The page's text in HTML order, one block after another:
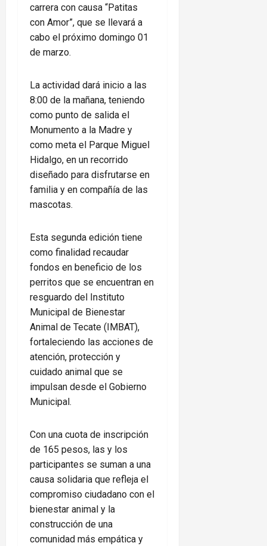
carrera con causa “Patitas
con Amor”, que se llevará a
cabo el próximo domingo 01
de marzo.
La actividad dará inicio a las
8:00 de la mañana, teniendo
como punto de salida el
Monumento a la Madre y
como meta el Parque Miguel
Hidalgo, en un recorrido
diseñado para disfrutarse en
familia y en compañía de las
mascotas.
Esta segunda edición tiene
como finalidad recaudar
fondos en beneficio de los
perritos que se encuentran en
resguardo del Instituto
Municipal de Bienestar
Animal de Tecate (IMBAT),
fortaleciendo las acciones de
atención, protección y
cuidado animal que se
impulsan desde el Gobierno
Municipal.
Con una cuota de inscripción
de 165 pesos, las y los
participantes se suman a una
causa solidaria que refleja el
compromiso ciudadano con el
bienestar animal y la
construcción de una
comunidad más empática y